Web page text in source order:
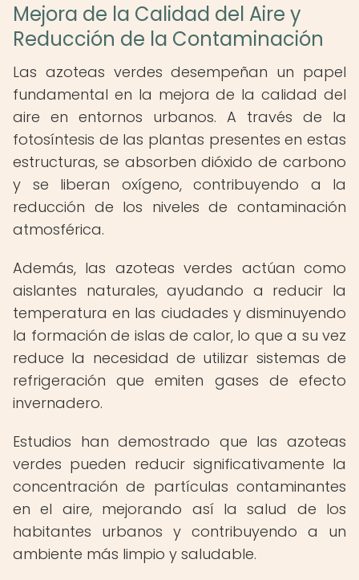
Mejora de la Calidad del Aire y
Reducción de la Contaminación
Las azoteas verdes desempeñan un papel
fundamental en la mejora de la calidad del
aire en entornos urbanos. A través de la
fotosíntesis de las plantas presentes en estas
estructuras, se absorben dióxido de carbono
y se liberan oxígeno, contribuyendo a la
reducción de los niveles de contaminación
atmosférica.
Además, las azoteas verdes actúan como
aislantes naturales, ayudando a reducir la
temperatura en las ciudades y disminuyendo
la formación de islas de calor, lo que a su vez
reduce la necesidad de utilizar sistemas de
refrigeración que emiten gases de efecto
invernadero.
Estudios han demostrado que las azoteas
verdes pueden reducir significativamente la
concentración de partículas contaminantes
en el aire, mejorando así la salud de los
habitantes urbanos y contribuyendo a un
ambiente más limpio y saludable.